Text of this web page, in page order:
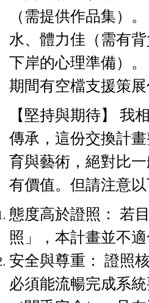
（需提供作品集）
水、體力佳（需有
下岸的心理準備）。
期間有空檔支援策展
【堅持與期待】 我
傳承，這份交換計
育與藝術，絕對比
有價值。但請注意以
態度高於證照： 若
照」，本計畫並不適
安全與尊重： 證照
必須能流暢完成系